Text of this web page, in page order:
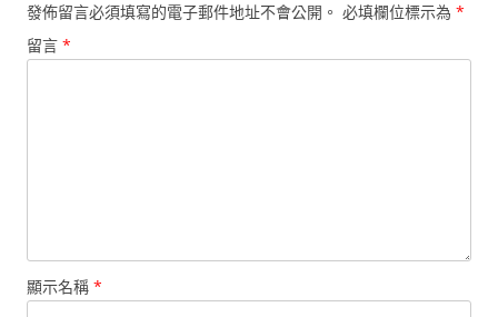
發佈留言必須填寫的電子郵件地址不會公開。 必填欄位標示為 *
留言 *
顯示名稱 *